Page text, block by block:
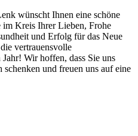
wünscht Ihnen eine schöne
im Kreis Ihrer Lieben, Frohe
und Erfolg für das Neue
vertrauensvolle
Wir hoffen, dass Sie uns
und freuen uns auf eine